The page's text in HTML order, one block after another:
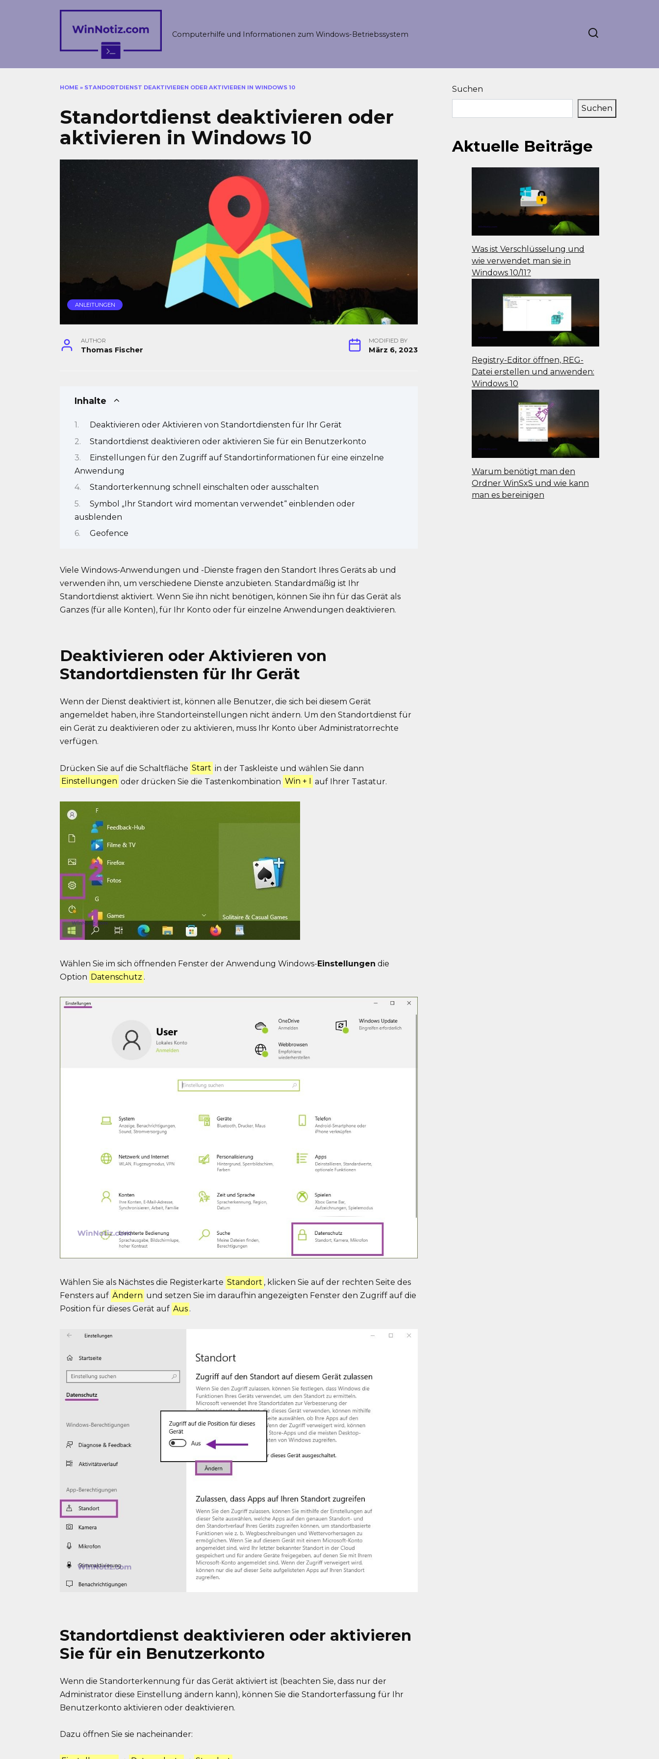
Computerhilfe und Informationen zum Windows-Betriebssystem
HOME » STANDORTDIENST DEAKTIVIEREN ODER AKTIVIEREN IN WINDOWS 10
Standortdienst deaktivieren oder
aktivieren in Windows 10
ANLEITUNGEN
AUTHOR
Thomas Fischer
MODIFIED BY
März 6, 2023
Inhalte
Deaktivieren oder Aktivieren von Standortdiensten für Ihr Gerät
Standortdienst deaktivieren oder aktivieren Sie für ein Benutzerkonto
Einstellungen für den Zugriff auf Standortinformationen für eine einzelne
Anwendung
Standorterkennung schnell einschalten oder ausschalten
Symbol „Ihr Standort wird momentan verwendet“ einblenden oder
ausblenden
Geofence
Viele Windows-Anwendungen und -Dienste fragen den Standort Ihres Geräts ab und
verwenden ihn, um verschiedene Dienste anzubieten. Standardmäßig ist Ihr
Standortdienst aktiviert. Wenn Sie ihn nicht benötigen, können Sie ihn für das Gerät als
Ganzes (für alle Konten), für Ihr Konto oder für einzelne Anwendungen deaktivieren.
Deaktivieren oder Aktivieren von
Standortdiensten für Ihr Gerät
Wenn der Dienst deaktiviert ist, können alle Benutzer, die sich bei diesem Gerät
angemeldet haben, ihre Standorteinstellungen nicht ändern. Um den Standortdienst für
ein Gerät zu deaktivieren oder zu aktivieren, muss Ihr Konto über Administratorrechte
verfügen.
Drücken Sie auf die Schaltfläche Start in der Taskleiste und wählen Sie dann
Einstellungen oder drücken Sie die Tastenkombination Win + I auf Ihrer Tastatur.
Wählen Sie im sich öffnenden Fenster der Anwendung Windows-Einstellungen die
Option Datenschutz .
Wählen Sie als Nächstes die Registerkarte Standort , klicken Sie auf der rechten Seite des
Fensters auf Ändern und setzen Sie im daraufhin angezeigten Fenster den Zugriff auf die
Position für dieses Gerät auf Aus .
Standortdienst deaktivieren oder aktivieren
Sie für ein Benutzerkonto
Wenn die Standorterkennung für das Gerät aktiviert ist (beachten Sie, dass nur der
Administrator diese Einstellung ändern kann), können Sie die Standorterfassung für Ihr
Benutzerkonto aktivieren oder deaktivieren.
Dazu öffnen Sie sie nacheinander:
Suchen
Suchen
Aktuelle Beiträge
Was ist Verschlüsselung und
wie verwendet man sie in
Windows 10/11?
Registry-Editor öffnen, REG-
Datei erstellen und anwenden:
Windows 10
Warum benötigt man den
Ordner WinSxS und wie kann
man es bereinigen